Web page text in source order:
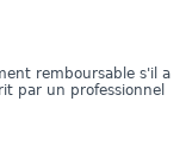
remboursable s'il a
par un professionnel